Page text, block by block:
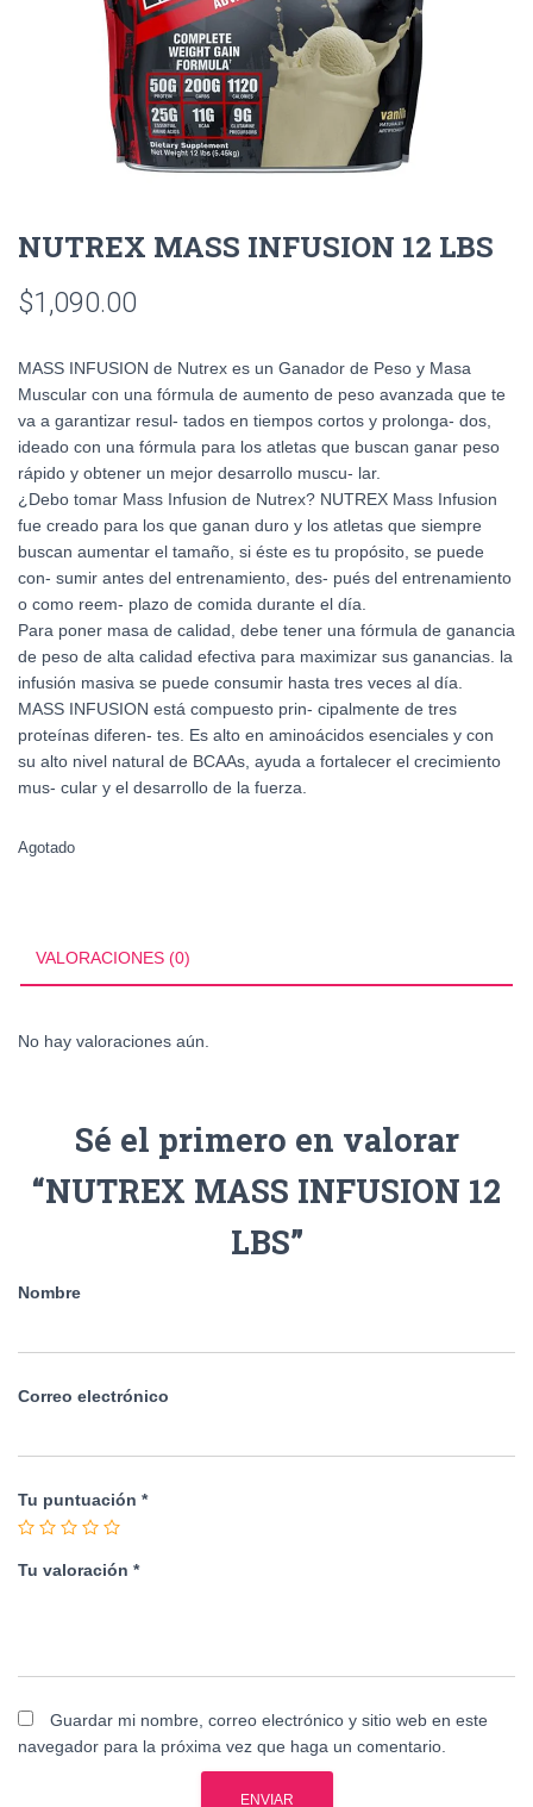
NUTREX MASS INFUSION 12 LBS
$1,090.00
MASS INFUSION de Nutrex es un Ganador de Peso y Masa
Muscular con una fórmula de aumento de peso avanzada que te
va a garantizar resul- tados en tiempos cortos y prolonga- dos,
ideado con una fórmula para los atletas que buscan ganar peso
rápido y obtener un mejor desarrollo muscu- lar.
¿Debo tomar Mass Infusion de Nutrex? NUTREX Mass Infusion
fue creado para los que ganan duro y los atletas que siempre
buscan aumentar el tamaño, si éste es tu propósito, se puede
con- sumir antes del entrenamiento, des- pués del entrenamiento
o como reem- plazo de comida durante el día.
Para poner masa de calidad, debe tener una fórmula de ganancia
de peso de alta calidad efectiva para maximizar sus ganancias. la
infusión masiva se puede consumir hasta tres veces al día.
MASS INFUSION está compuesto prin- cipalmente de tres
proteínas diferen- tes. Es alto en aminoácidos esenciales y con
su alto nivel natural de BCAAs, ayuda a fortalecer el crecimiento
mus- cular y el desarrollo de la fuerza.
Agotado
VALORACIONES (0)
No hay valoraciones aún.
Sé el primero en valorar
“NUTREX MASS INFUSION 12
LBS”
Nombre
Correo electrónico
Tu puntuación *
Tu valoración *
Guardar mi nombre, correo electrónico y sitio web en este
navegador para la próxima vez que haga un comentario.